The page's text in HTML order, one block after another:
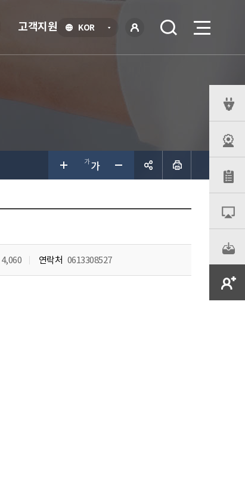
KOR언
그인
고객지원
4,060 연락처 0613308527